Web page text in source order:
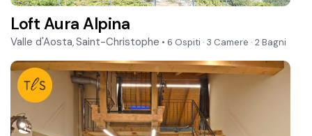
Loft Aura Alpina
Valle d'Aosta,Saint-Christophe • 6 Ospiti · 3 Camere · 2 Bagni